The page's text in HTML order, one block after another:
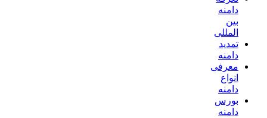
دامنه
بین
المللی
تمدید
دامنه
معرفی
انواع
دامنه
بورس
دامنه